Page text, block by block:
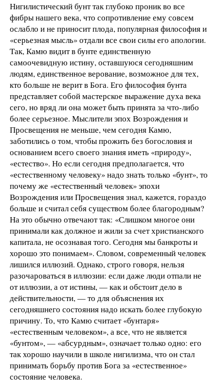
Нигилистический бунт так глубоко проник во все
фибры нашего века, что сопротивление ему совсем
ослабло и не приносит плода, популярная философия и
«серьезная мысль» отдали все свои силы его апологии.
Так, Камю видит в бунте единственную
самоочевидную истину, оставшуюся сегодняшним
людям, единственное верование, возможное для тех,
кто больше не верит в Бога. Его философия бунта
представляет собой мастерское выражение духа века
сего, но вряд ли она может быть принята за что-либо
более серьезное. Мыслители эпох Возрождения и
Просвещения не меньше, чем сегодня Камю,
заботились о том, чтобы прожить без богословия и
основанием всего своего знания иметь «природу»,
«естество». Но если сегодня предполагается, что
«естественному человеку» надо знать только «бунт», то
почему же «естественный человек» эпохи
Возрождения или Просвещения знал, кажется, гораздо
больше и считал себя существом более благородным?
На это обычно отвечают так: «Слишком многое они
принимали как должное и жили за счет христианского
капитала, не осознавая того. Сегодня мы банкроты и
хорошо это понимаем». Словом, современный человек
лишился иллюзий. Однако, строго говоря, нельзя
разочароваться в иллюзии: если даже люди отпали не
от иллюзии, а от истины, — как и обстоит дело в
действительности, — то для объяснения их
сегодняшнего состояния надо искать более глубокую
причину. То, что Камю считает «бунтаря»
«естественным человеком», а все, что не является
«бунтом», — «абсурдным», означает только одно: его
так хорошо научили в школе нигилизма, что он стал
принимать борьбу против Бога за «естественное»
состояние человека.